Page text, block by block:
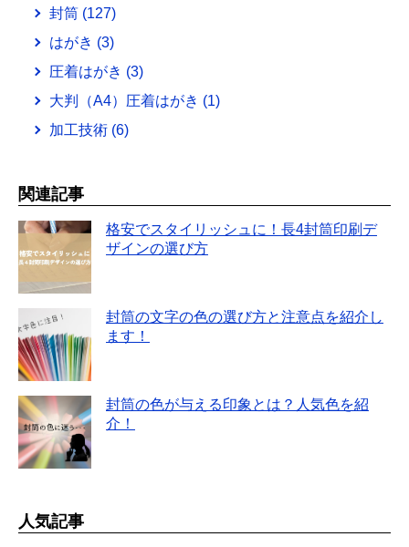
封筒 (127)
はがき (3)
圧着はがき (3)
大判（A4）圧着はがき (1)
加工技術 (6)
関連記事
格安でスタイリッシュに！長4封筒印刷デ
ザインの選び方
封筒の文字の色の選び方と注意点を紹介し
ます！
封筒の色が与える印象とは？人気色を紹
介！
人気記事